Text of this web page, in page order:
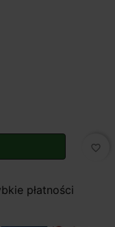
favorite_border
płatności